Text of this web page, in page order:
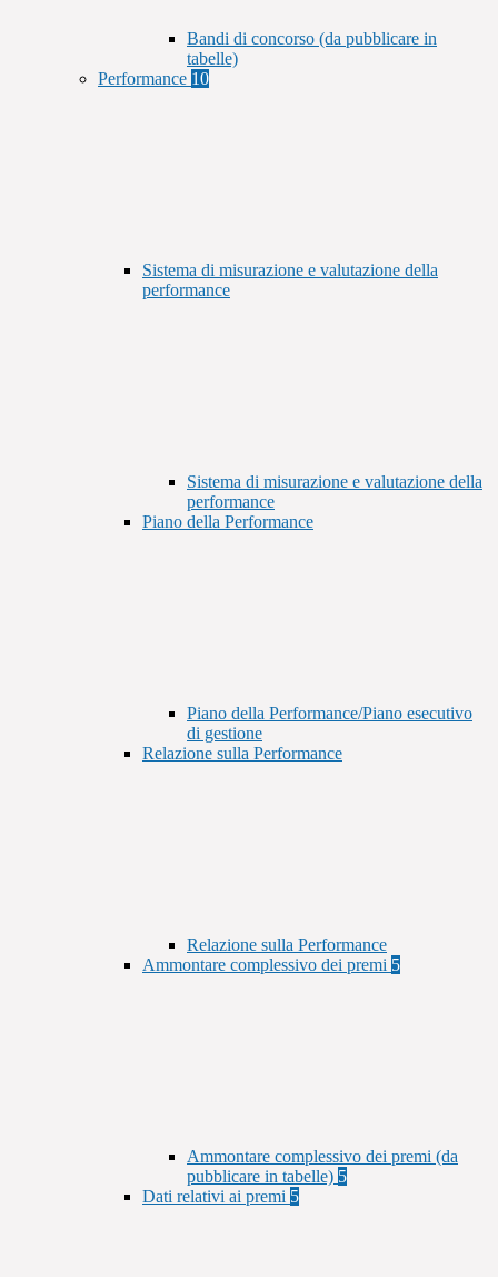
Bandi di concorso (da pubblicare in
tabelle)
Performance 10
Sistema di misurazione e valutazione della
performance
Sistema di misurazione e valutazione della
performance
Piano della Performance
Piano della Performance/Piano esecutivo
di gestione
Relazione sulla Performance
Relazione sulla Performance
Ammontare complessivo dei premi 5
Ammontare complessivo dei premi (da
pubblicare in tabelle) 5
Dati relativi ai premi 5